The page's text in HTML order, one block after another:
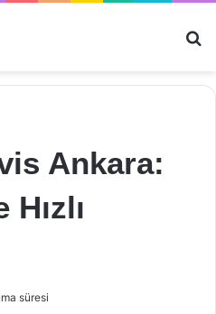
Ankara:
süresi